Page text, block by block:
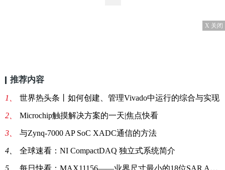
X 关闭
推荐内容
1、 世界热头条丨如何创建、管理Vivado中运行的综合与实现
2、 Microchip触摸解决方案的一天|焦点快看
3、 与Zynq-7000 AP SoC XADC通信的方法
4、 全球速看：NI CompactDAQ 独立式系统简介
5、 每日快看：MAX11156——业界尺寸最小的18位SAR ADC